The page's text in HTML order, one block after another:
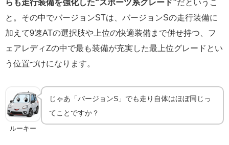
らも走行装備を強化した“スポーツ系グレード”だというこ
と。その中でバージョンSTは、バージョンSの走行装備に
加えて9速ATの選択肢や上位の快適装備まで併せ持つ、フ
ェアレディZの中で最も装備が充実した最上位グレードとい
う位置づけになります。
ルーキー
じゃあ「バージョンS」でも走り自体はほぼ同じっ
てことですか？